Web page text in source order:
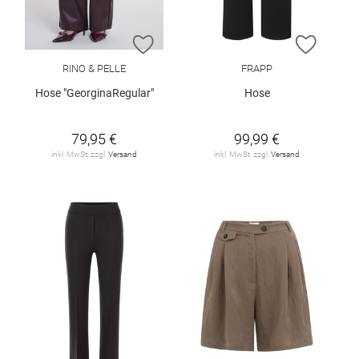
ZUR WUNSCHLISTE HINZUFÜGEN
RINO & PELLE
Hose "GeorginaRegular"
79,95 €
inkl. MwSt. zzgl. Versand
ZUR
FRAPP
Hose
99,99 €
inkl. MwSt. zzgl. Versand